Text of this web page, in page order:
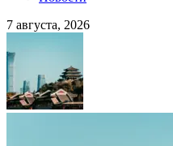
7 августа, 2026